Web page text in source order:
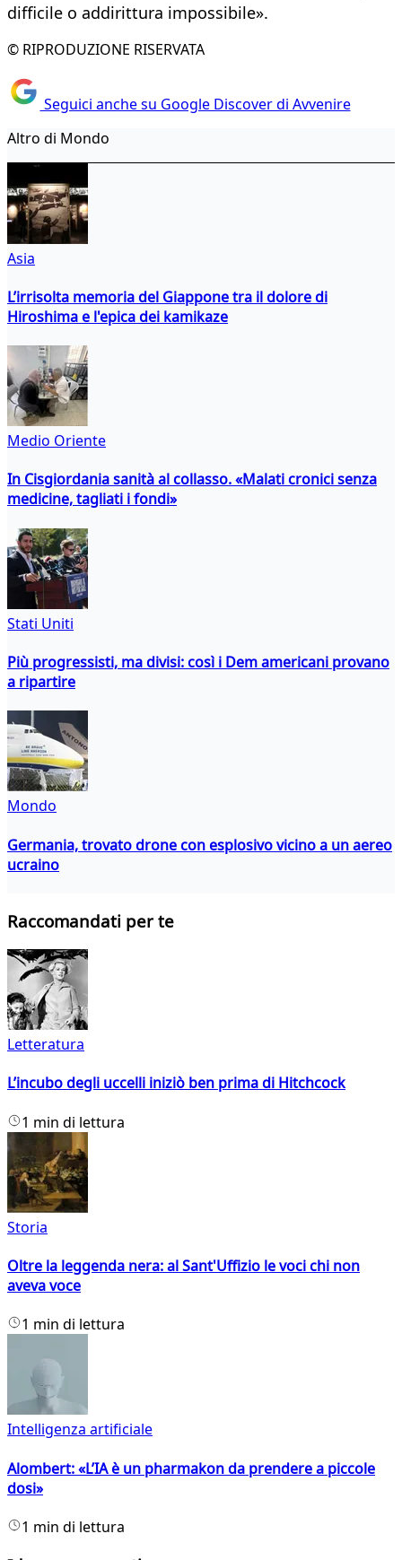
difficile o addirittura impossibile».
© RIPRODUZIONE RISERVATA
Seguici anche su Google Discover di Avvenire
Altro di Mondo
Asia
L’irrisolta memoria del Giappone tra il dolore di
Hiroshima e l'epica dei kamikaze
Medio Oriente
In Cisgiordania sanità al collasso. «Malati cronici senza
medicine, tagliati i fondi»
Stati Uniti
Più progressisti, ma divisi: così i Dem americani provano
a ripartire
Mondo
Germania, trovato drone con esplosivo vicino a un aereo
ucraino
Raccomandati per te
Letteratura
L’incubo degli uccelli iniziò ben prima di Hitchcock
1 min di lettura
Storia
Oltre la leggenda nera: al Sant'Uffizio le voci chi non
aveva voce
1 min di lettura
Intelligenza artificiale
Alombert: «L’IA è un pharmakon da prendere a piccole
dosi»
1 min di lettura